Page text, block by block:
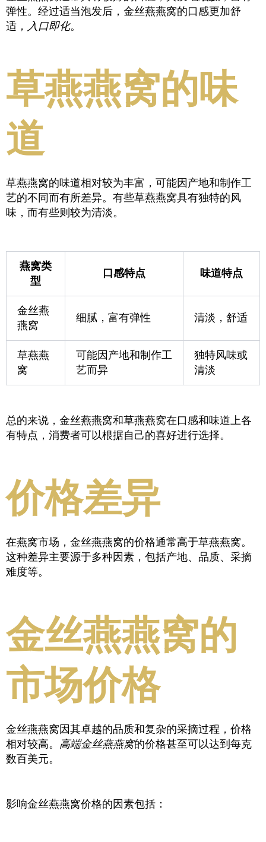
弹性。经过适当泡发后，金丝燕燕窝的口感更加舒
适， 入口即化。
草燕燕窝的味
道
草燕燕窝的味道相对较为丰富，可能因产地和制作工
艺的不同而有所差异。有些草燕燕窝具有独特的风
味，而有些则较为清淡。
燕窝类
型
口感特点 味道特点
金丝燕
燕窝
细腻，富有弹性 清淡，舒适
草燕燕
窝
可能因产地和制作工
艺而异
独特风味或
清淡
总的来说，金丝燕燕窝和草燕燕窝在口感和味道上各
有特点，消费者可以根据自己的喜好进行选择。
价格差异
在燕窝市场，金丝燕燕窝的价格通常高于草燕燕窝。
这种差异主要源于多种因素，包括产地、品质、采摘
难度等。
金丝燕燕窝的
市场价格
金丝燕燕窝因其卓越的品质和复杂的采摘过程，价格
相对较高。 高端金丝燕燕窝的价格甚至可以达到每克
数百美元。
影响金丝燕燕窝价格的因素包括：